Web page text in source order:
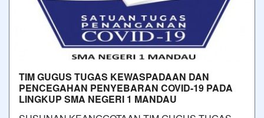
TIM GUGUS TUGAS KEWASPADAAN DAN
PENCEGAHAN PENYEBARAN COVID-19 PADA
LINGKUP SMA NEGERI 1 MANDAU